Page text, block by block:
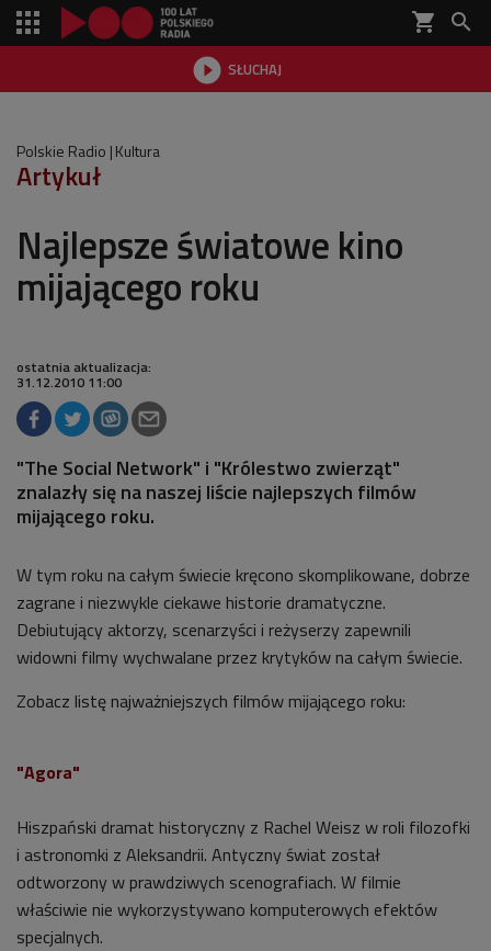
shopping_cart 
 SŁUCHAJ

Polskie Radio Kultura
Artykuł
Najlepsze światowe kino
mijającego roku
ostatnia aktualizacja:
31.12.2010 11:00
"The Social Network" i "Królestwo zwierząt"
znalazły się na naszej liście najlepszych filmów
mijającego roku.
W tym roku na całym świecie kręcono skomplikowane, dobrze
zagrane i niezwykle ciekawe historie dramatyczne.
Debiutujący aktorzy, scenarzyści i reżyserzy zapewnili
widowni filmy wychwalane przez krytyków na całym świecie.
Zobacz listę najważniejszych filmów mijającego roku:
"Agora"
Hiszpański dramat historyczny z Rachel Weisz w roli filozofki
i astronomki z Aleksandrii. Antyczny świat został
odtworzony w prawdziwych scenografiach. W filmie
właściwie nie wykorzystywano komputerowych efektów
specjalnych.